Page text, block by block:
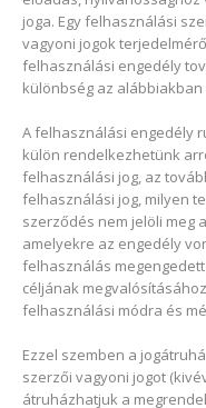
joga. Egy felhasználási
vagyoni jogok
felhasználási engedély
különbség az
A felhasználási engedély
külön rendelkezhetünk
felhasználási jog, az
felhasználási jog, milyen
szerződés nem jelöli meg
amelyekre az engedély
felhasználás
céljának
felhasználási módra és
Ezzel szemben a
szerzői vagyoni jogot
átruházhatjuk a